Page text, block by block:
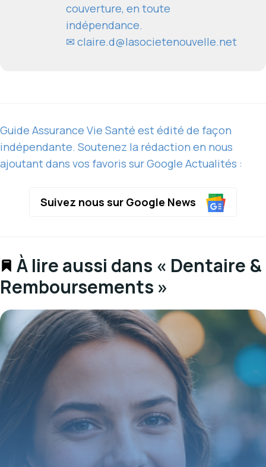
couverture, en toute
indépendance.
✉ claire.d@lasocietenouvelle.net
Guide Assurance Vie Santé est édité de façon
indépendante. Soutenez la rédaction en nous
ajoutant dans vos favoris sur Google Actualités :
Suivez nous sur Google News
À lire aussi dans « Dentaire &
Remboursements »